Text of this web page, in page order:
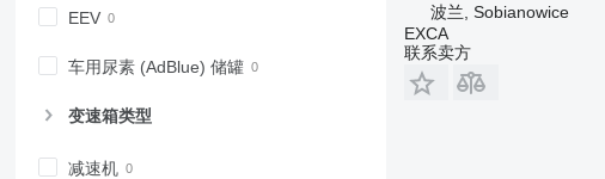
EEV
车用尿素 (AdBlue) 储罐
变速箱类型
减速机
波兰, Sobianowice
EXCA
联系卖方